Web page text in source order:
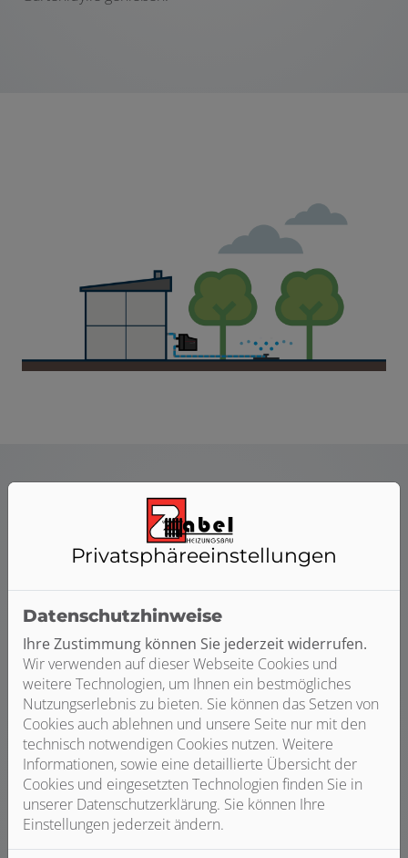
Finden Sie Ihre Lösung
zur Erhöhung des
Wasserdrucks
Wasserdruck haben, bedeutet das nicht, dass wir alle
die gleiche Lösung brauchen. Informieren Sie sich über
unsere Lösungen zur Wasserdruckerhöhung und finden
Sie die beste Lösung für sich und Ihre Familie.
Entdecken Sie unsere Lösungen
Privatsphäre­einstellungen
Datenschutzhinweise
Ihre Zustimmung können Sie jederzeit widerrufen.
Wir verwenden auf dieser Webseite Cookies und
weitere Technologien, um Ihnen ein bestmögliches
Nutzungserlebnis zu bieten. Sie können das Setzen von
Cookies auch ablehnen und unsere Seite nur mit den
technisch notwendigen Cookies nutzen. Weitere
Informationen, sowie eine detaillierte Übersicht der
Cookies und eingesetzten Technologien finden Sie in
unserer Datenschutzerklärung. Sie können Ihre
Einstellungen jederzeit ändern.